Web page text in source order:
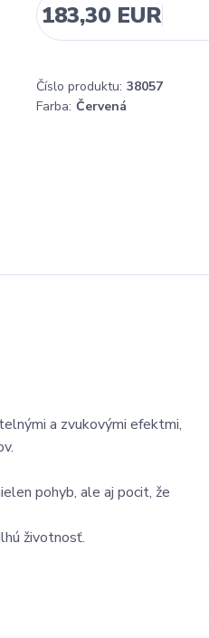
183,30 EUR
Číslo produktu: 38057
Farba: Červená
a zvukovými efektmi,
pohyb, ale aj pocit, že
životnosť.